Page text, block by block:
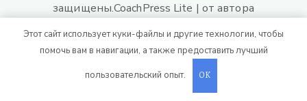
защищены.CoachPress Lite | от автора
Blossom Themes . На платформе WordPress
Этот сайт использует куки-файлы и другие технологии, чтобы
помочь вам в навигации, а также предоставить лучший
пользовательский опыт.
OK